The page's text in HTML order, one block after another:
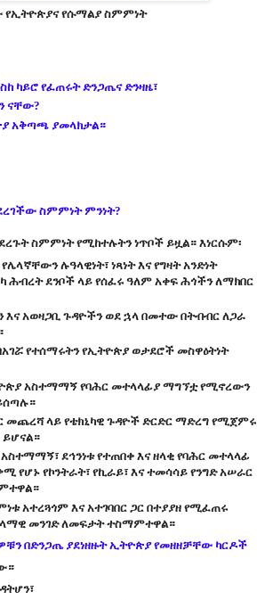
የኢትዮጵያና የሱማልያ ስምምነት
ካይሮ የፈጠሩት ድንጋጤና ድንዛዜ፣
ናቸው?
አቅጣጫ ያመላክታል።
ስምምነት ምንነት?
ስምምነት የሚከተሉትን ነጥቦች ይዟል። እነርሱም፡
ሉዓላዊነት፣ ነጻነት እና የግዛት አንድነት
ሕብረት ደንቦች ላይ የሰፈሩ ዓለም አቀፍ ሕጎችን ለማክበር
እና አወዛጋቢ ጉዳዮችን ወደ ኋላ በመተው በትብብር ለጋራ
የተሰማሩትን የኢትዮጵያ ወታደሮች መስዋዕትነት
አስተማማኝ የባሕር መተላላፊያ ማግኘቷ የሚኖረውን
መጨረሻ ላይ የቴክኒካዊ ጉዳዮች ድርድር ማድረግ የሚጀምሩ
ደኅንነቱ የተጠበቀ እና ዘላቂ የባሕር መተላላፊ
የሆኑ የኮንትራት፣ የኪራይ፣ እና ተመሳሳይ የንግድ አሠራር
አተረጓጎም እና አተገባበር ጋር በተያያዘ የሚፈጠሩ
መንገድ ለመፍታት ተስማምተዋል።
በድንጋጤ ያደነዘዙት ኢትዮጵያ የመዘዘቻቸው ካርዶች